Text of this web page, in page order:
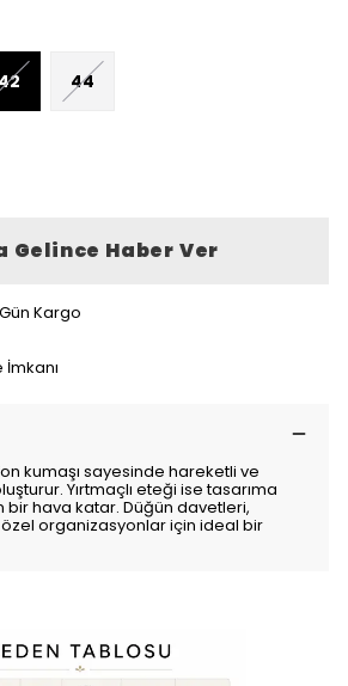
42 44
Gelince Haber Ver
Kargo
kumaşı sayesinde hareketli ve
Yırtmaçlı eteği ise tasarıma
hava katar. Düğün davetleri,
organizasyonlar için ideal bir